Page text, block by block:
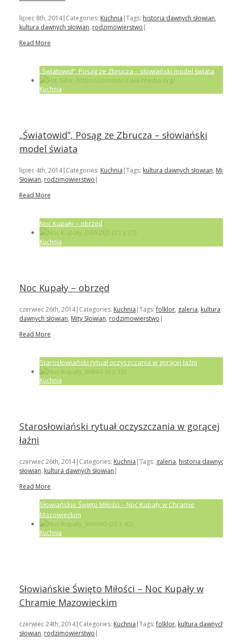
lipiec 8th, 2014| Categories: Kuchnia |Tags: historia dawnych słowian,
kultura dawnych słowian, rodzimowierstwo |
Read More
„Światowid”, Posąg ze Zbrucza – słowiański model świata
Kuchnia
„Światowid”, Posąg ze Zbrucza – słowiański
model świata
lipiec 4th, 2014| Categories: Kuchnia |Tags: kultura dawnych słowian, Mity
Słowian, rodzimowierstwo |
Read More
Noc Kupały – obrzęd
Kuchnia
Noc Kupały – obrzęd
czerwiec 26th, 2014| Categories: Kuchnia |Tags:folklor, galeria, kultura
dawnych słowian, Mity Słowian, rodzimowierstwo |
Read More
Starosłowiański rytuał oczyszczania w gorącej łaźni
Kuchnia
Starosłowiański rytuał oczyszczania w gorącej
łaźni
czerwiec 26th, 2014| Categories: Kuchnia |Tags: galeria, historia dawnych
słowian, kultura dawnych słowian |
Read More
Słowiańskie Święto Miłości – Noc Kupały w Chramie
Mazowieckim
Kuchnia
Słowiańskie Święto Miłości – Noc Kupały w
Chramie Mazowieckim
czerwiec 24th, 2014| Categories: Kuchnia |Tags:folklor, kultura dawnych
słowian, rodzimowierstwo |